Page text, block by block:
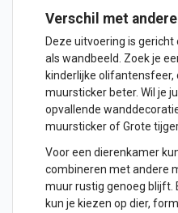
Verschil met
Deze uitvoering is
als wandbeeld. Zoek je
kinderlijke olifantensfeer,
muursticker beter. Wil je
opvallende
muurstickerofGrote
Voor een dierenkamer
combineren met andere
muur rustig genoeg blijft.
kun je kiezen op dier,